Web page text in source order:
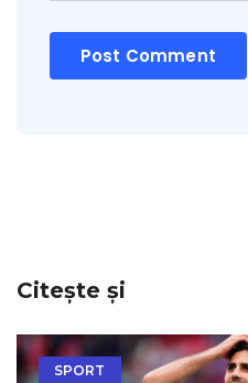
Citește și
SPORT